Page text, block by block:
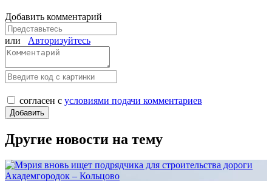
Добавить комментарий
или Авторизуйтесь
согласен с условиями подачи комментариев
Другие новости на тему